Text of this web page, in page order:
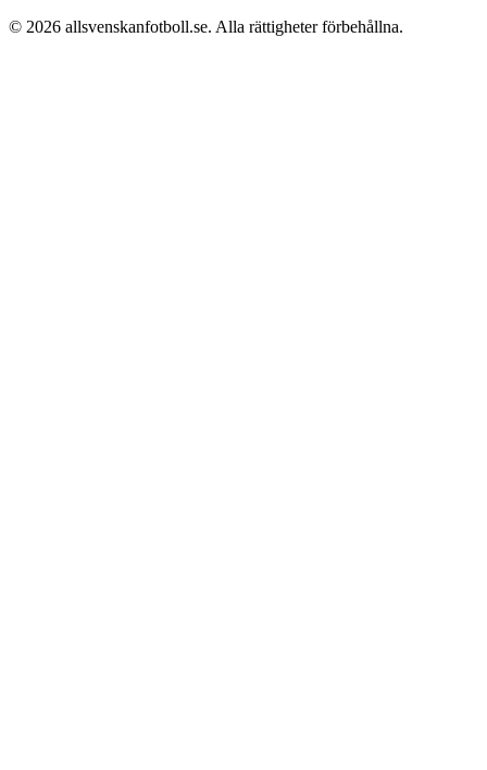
© 2026 allsvenskanfotboll.se. Alla rättigheter förbehållna.